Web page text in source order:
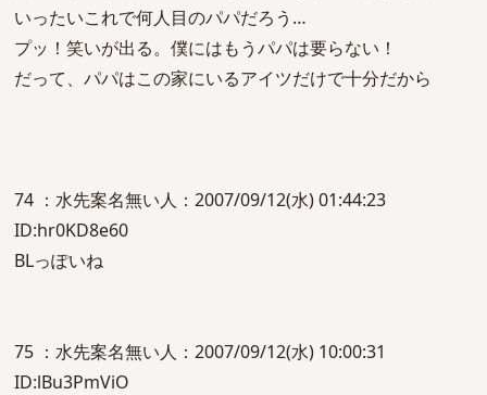
いったいこれで何人目のパパだろう…
プッ！笑いが出る。僕にはもうパパは要らない！
だって、パパはこの家にいるアイツだけで十分だから
74 ：水先案名無い人：2007/09/12(水) 01:44:23
ID:hr0KD8e60
BLっぽいね
75 ：水先案名無い人：2007/09/12(水) 10:00:31
ID:lBu3PmViO